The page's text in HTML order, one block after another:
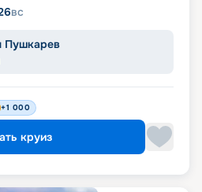
вс
Пушкарев
+1 000
круиз